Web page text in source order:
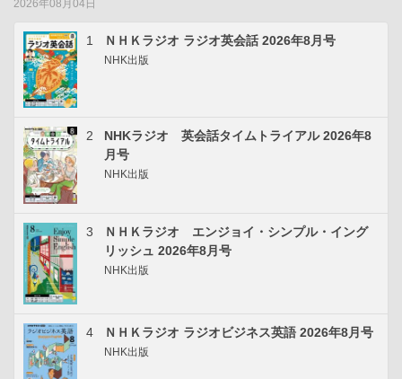
2026年08月04日
1 ＮＨＫラジオ ラジオ英会話 2026年8月号
NHK出版
2
NHKラジオ 英会話タイムトライアル 2026年8
月号
NHK出版
3
ＮＨＫラジオ エンジョイ・シンプル・イング
リッシュ 2026年8月号
NHK出版
4 ＮＨＫラジオ ラジオビジネス英語 2026年8月号
NHK出版